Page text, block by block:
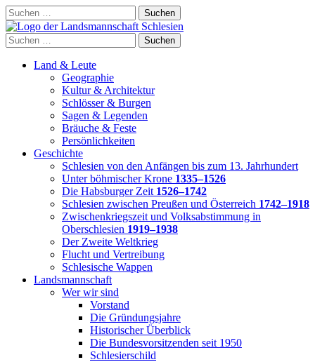
Skip
to
content
Suchen
nach:
Suchen
nach:
Land & Leute
Geographie
Kultur & Architektur
Schlösser & Burgen
Sagen & Legenden
Bräuche & Feste
Persönlichkeiten
Geschichte
Schlesien von den Anfängen bis zum 13. Jahrhundert
Unter böhmischer Krone 1335–1526
Die Habsburger Zeit 1526–1742
Schlesien zwischen Preußen und Österreich 1742–1918
Zwischenkriegszeit und Volksabstimmung in
Oberschlesien 1919–1938
Der Zweite Weltkrieg
Flucht und Vertreibung
Schlesische Wappen
Landsmannschaft
Wer wir sind
Vorstand
Die Gründungsjahre
Historischer Überblick
Die Bundesvorsitzenden seit 1950
Schlesierschild